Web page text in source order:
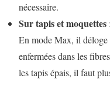
nécessaire.
Sur tapis et moquettes
En mode Max, il déloge
enfermées dans les
les tapis épais, il faut